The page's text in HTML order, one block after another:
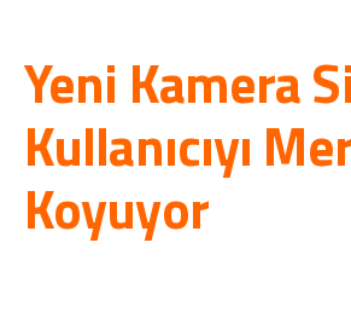
Yeni Kamera
Kullanıcıyı
Koyuyor